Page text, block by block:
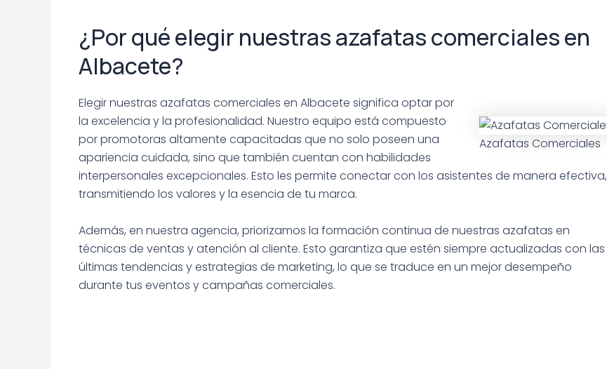
¿Por qué elegir nuestras azafatas comerciales en
Albacete?
Azafatas Comerciales
Elegir nuestras azafatas comerciales en Albacete significa optar por
la excelencia y la profesionalidad. Nuestro equipo está compuesto
por promotoras altamente capacitadas que no solo poseen una
apariencia cuidada, sino que también cuentan con habilidades
interpersonales excepcionales. Esto les permite conectar con los asistentes de manera efectiva,
transmitiendo los valores y la esencia de tu marca.
Además, en nuestra agencia, priorizamos la formación continua de nuestras azafatas en
técnicas de ventas y atención al cliente. Esto garantiza que estén siempre actualizadas con las
últimas tendencias y estrategias de marketing, lo que se traduce en un mejor desempeño
durante tus eventos y campañas comerciales.